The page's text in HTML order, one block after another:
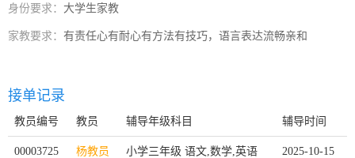
身份要求： 大学生家教
家教要求： 有责任心有耐心有方法有技巧，语言表达流畅亲和
接单记录
教员编号 教员 辅导年级科目 辅导时间
00003725 杨教员 小学三年级 语文,数学,英语 2025-10-15